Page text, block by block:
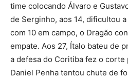
time colocando Álvaro e
de Serginho, aos 14, dificultou
com 10 em campo, o Dragão
empate. Aos 27, Ítalo bateu de
a defesa do Coritiba fez o corte
Daniel Penha tentou chute de